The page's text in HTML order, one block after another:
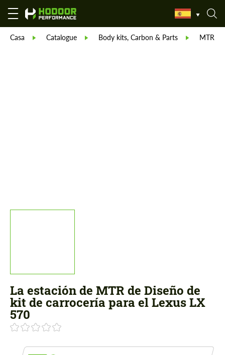
Casa Catalogue Body kits, Carbon & Parts MTR
La estación de MTR de Diseño de
kit de carrocería para el Lexus LX
570